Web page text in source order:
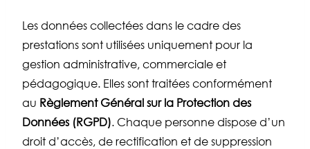
Les données collectées dans le cadre des
prestations sont utilisées uniquement pour la
gestion administrative, commerciale et
pédagogique. Elles sont traitées conformément
au Règlement Général sur la Protection des
Données (RGPD). Chaque personne dispose d’un
droit d’accès, de rectification et de suppression